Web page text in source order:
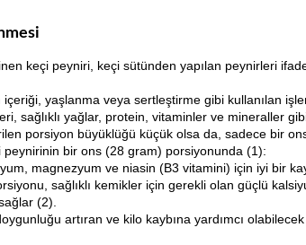
keçi peyniri, keçi sütünden yapılan peynirleri
yaşlanma veya sertleştirme gibi kullanılan
sağlıklı yağlar, protein, vitaminler ve mineraller
porsiyon büyüklüğü küçük olsa da, sadece bir
peynirinin bir ons (28 gram) porsiyonunda (1):
magnezyum ve niasin (B3 vitamini) için iyi bir
sağlıklı kemikler için gerekli olan güçlü
(2).
artıran ve kilo kaybına yardımcı